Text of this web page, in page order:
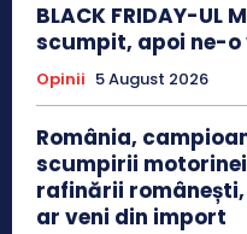
BLACK FRIDAY-UL
scumpit, apoi ne-
Opinii 5 August 2026
România,
scumpirii
rafinării
ar veni din import